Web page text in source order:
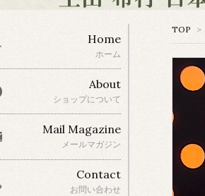
TOP >
Home
ホーム
About
ショップについて
Mail Magazine
メールマガジン
Contact
お問い合わせ